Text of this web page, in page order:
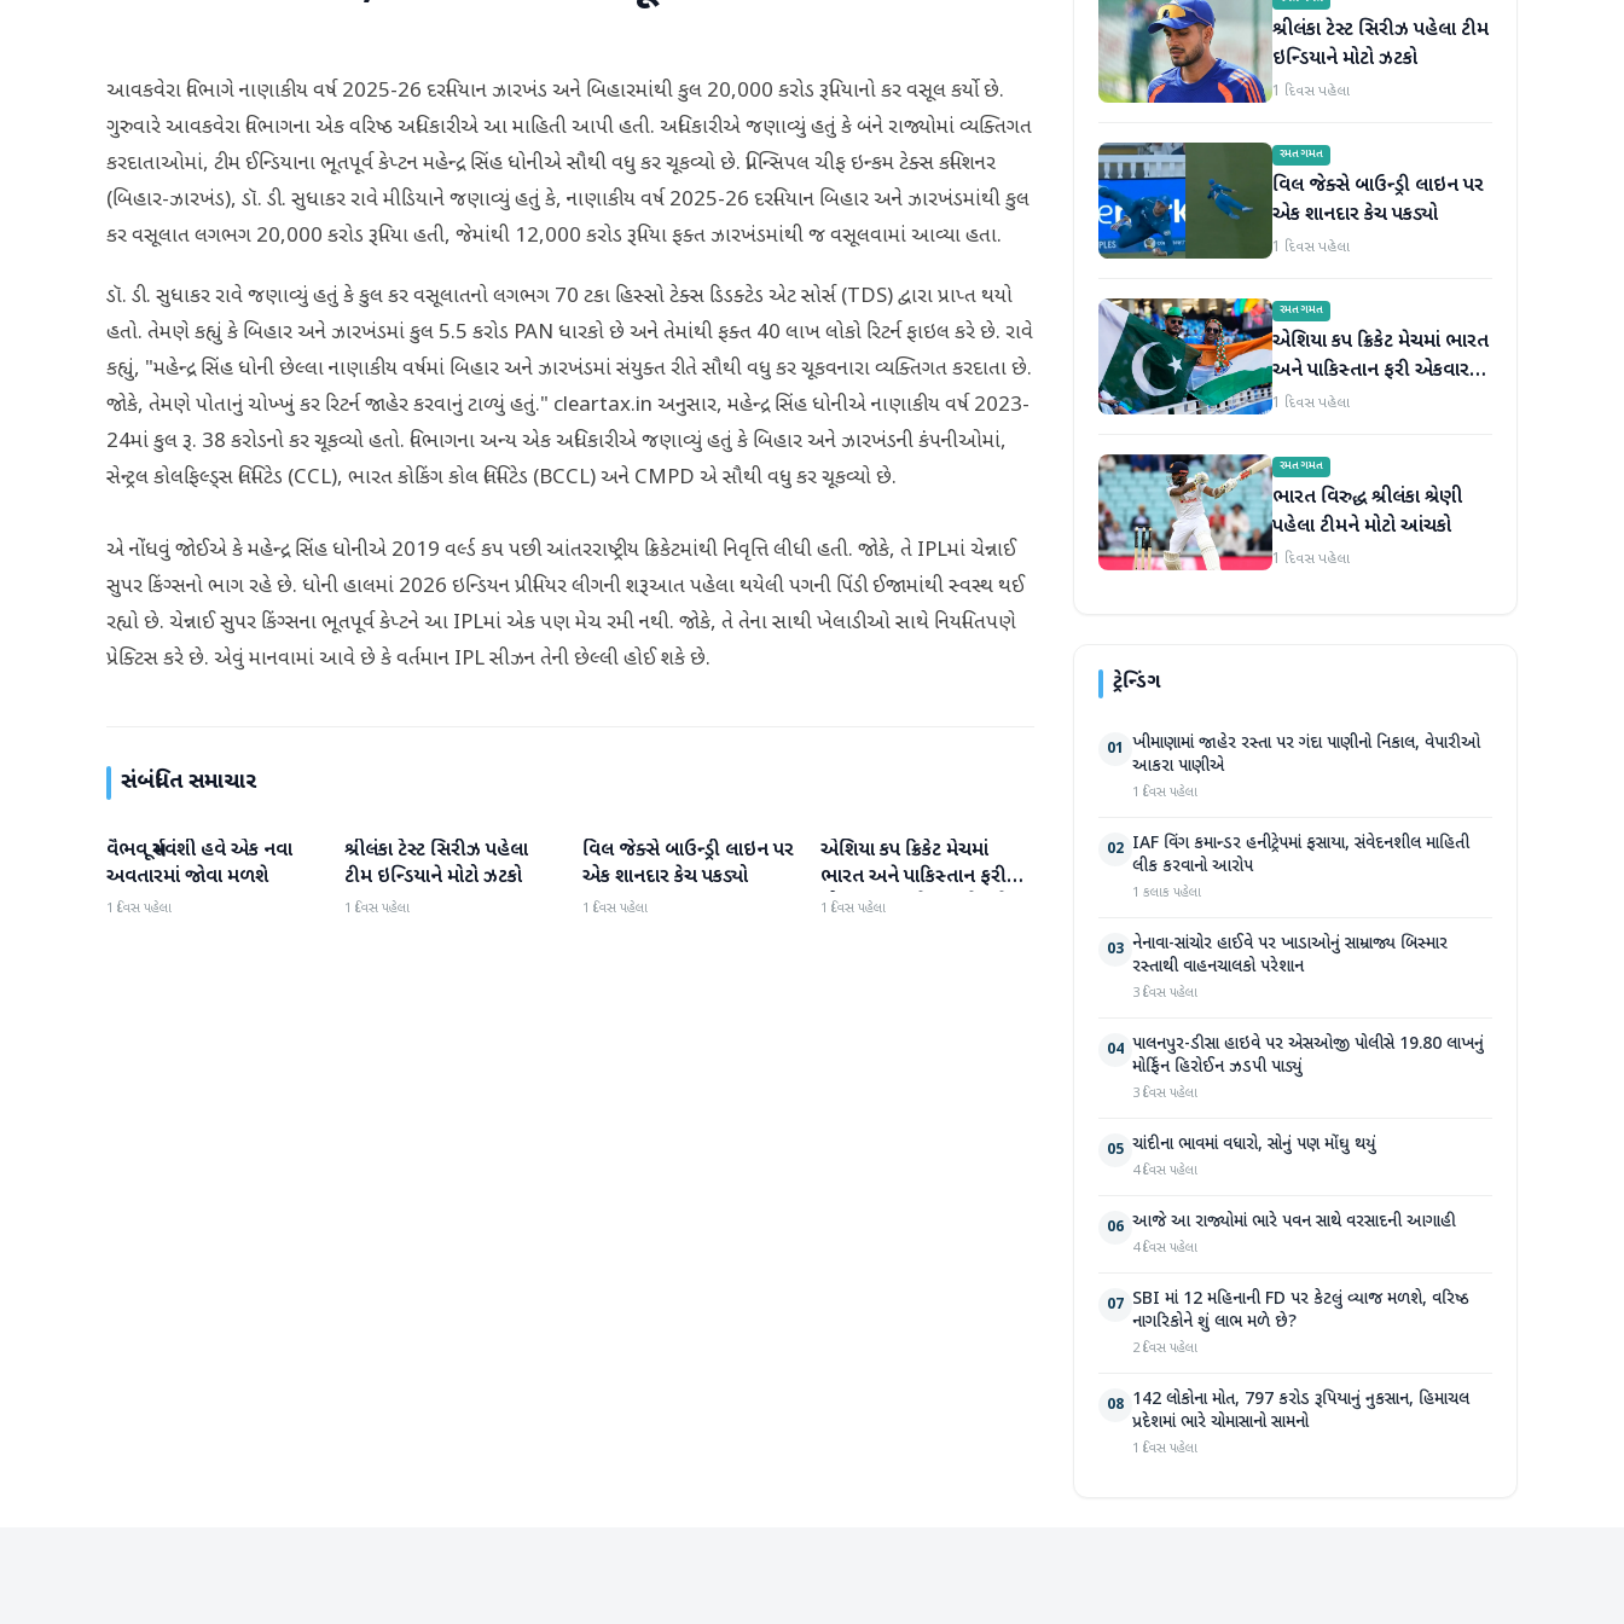
આવકવેરા વિભાગે નાણાકીય વર્ષ 2025-26 દરમિયાન ઝારખંડ અને બિહારમાંથી કુલ 20,000 કરોડ રૂપિયાનો કર વસૂલ કર્યો છે.
ગુરુવારે આવકવેરા વિભાગના એક વરિષ્ઠ અધિકારીએ આ માહિતી આપી હતી. અધિકારીએ જણાવ્યું હતું કે બંને રાજ્યોમાં વ્યક્તિગત
કરદાતાઓમાં, ટીમ ઈન્ડિયાના ભૂતપૂર્વ કેપ્ટન મહેન્દ્ર સિંહ ધોનીએ સૌથી વધુ કર ચૂકવ્યો છે. પ્રિન્સિપલ ચીફ ઇન્કમ ટેક્સ કમિશનર
(બિહાર-ઝારખંડ), ડૉ. ડી. સુધાકર રાવે મીડિયાને જણાવ્યું હતું કે, નાણાકીય વર્ષ 2025-26 દરમિયાન બિહાર અને ઝારખંડમાંથી કુલ
કર વસૂલાત લગભગ 20,000 કરોડ રૂપિયા હતી, જેમાંથી 12,000 કરોડ રૂપિયા ફક્ત ઝારખંડમાંથી જ વસૂલવામાં આવ્યા હતા.
ડૉ. ડી. સુધાકર રાવે જણાવ્યું હતું કે કુલ કર વસૂલાતનો લગભગ 70 ટકા હિસ્સો ટેક્સ ડિડક્ટેડ એટ સોર્સ (TDS) દ્વારા પ્રાપ્ત થયો
હતો. તેમણે કહ્યું કે બિહાર અને ઝારખંડમાં કુલ 5.5 કરોડ PAN ધારકો છે અને તેમાંથી ફક્ત 40 લાખ લોકો રિટર્ન ફાઇલ કરે છે. રાવે
કહ્યું, "મહેન્દ્ર સિંહ ધોની છેલ્લા નાણાકીય વર્ષમાં બિહાર અને ઝારખંડમાં સંયુક્ત રીતે સૌથી વધુ કર ચૂકવનારા વ્યક્તિગત કરદાતા છે.
જોકે, તેમણે પોતાનું ચોખ્ખું કર રિટર્ન જાહેર કરવાનું ટાળ્યું હતું." cleartax.in અનુસાર, મહેન્દ્ર સિંહ ધોનીએ નાણાકીય વર્ષ 2023-
24માં કુલ રૂ. 38 કરોડનો કર ચૂકવ્યો હતો. વિભાગના અન્ય એક અધિકારીએ જણાવ્યું હતું કે બિહાર અને ઝારખંડની કંપનીઓમાં,
સેન્ટ્રલ કોલફિલ્ડ્સ લિમિટેડ (CCL), ભારત કોકિંગ કોલ લિમિટેડ (BCCL) અને CMPD એ સૌથી વધુ કર ચૂકવ્યો છે.
એ નોંધવું જોઈએ કે મહેન્દ્ર સિંહ ધોનીએ 2019 વર્લ્ડ કપ પછી આંતરરાષ્ટ્રીય ક્રિકેટમાંથી નિવૃત્તિ લીધી હતી. જોકે, તે IPLમાં ચેન્નાઈ
સુપર કિંગ્સનો ભાગ રહે છે. ધોની હાલમાં 2026 ઇન્ડિયન પ્રીમિયર લીગની શરૂઆત પહેલા થયેલી પગની પિંડી ઈજામાંથી સ્વસ્થ થઈ
રહ્યો છે. ચેન્નાઈ સુપર કિંગ્સના ભૂતપૂર્વ કેપ્ટને આ IPLમાં એક પણ મેચ રમી નથી. જોકે, તે તેના સાથી ખેલાડીઓ સાથે નિયમિતપણે
પ્રેક્ટિસ કરે છે. એવું માનવામાં આવે છે કે વર્તમાન IPL સીઝન તેની છેલ્લી હોઈ શકે છે.
સંબંધિત સમાચાર
રમતગમત
વૈભવ સૂર્યવંશી હવે એક નવા
અવતારમાં જોવા મળશે
1 દિવસ પહેલા
રમતગમત
શ્રીલંકા ટેસ્ટ સિરીઝ પહેલા
ટીમ ઇન્ડિયાને મોટો ઝટકો
1 દિવસ પહેલા
રમતગમત
વિલ જેક્સે બાઉન્ડ્રી લાઇન પર
એક શાનદાર કેચ પકડ્યો
1 દિવસ પહેલા
રમતગમત
એશિયા કપ ક્રિકેટ મેચમાં
ભારત અને પાકિસ્તાન ફરી
એકવાર આમને-સામને થશે
1 દિવસ પહેલા
શ્રીલંકા ટેસ્ટ સિરીઝ પહેલા ટીમ
ઇન્ડિયાને મોટો ઝટકો
1 દિવસ પહેલા
રમતગમત
વિલ જેક્સે બાઉન્ડ્રી લાઇન પર
એક શાનદાર કેચ પકડ્યો
1 દિવસ પહેલા
રમતગમત
એશિયા કપ ક્રિકેટ મેચમાં ભારત
અને પાકિસ્તાન ફરી એકવાર
આમને-સામને થશે
1 દિવસ પહેલા
રમતગમત
ભારત વિરુદ્ધ શ્રીલંકા શ્રેણી
પહેલા ટીમને મોટો આંચકો
1 દિવસ પહેલા
ટ્રેન્ડિંગ
01 ખીમાણામાં જાહેર રસ્તા પર ગંદા પાણીનો નિકાલ, વેપારીઓ
આકરા પાણીએ
1 દિવસ પહેલા
02 IAF વિંગ કમાન્ડર હનીટ્રેપમાં ફસાયા, સંવેદનશીલ માહિતી
લીક કરવાનો આરોપ
1 કલાક પહેલા
03 નેનાવા-સાંચોર હાઈવે પર ખાડાઓનું સામ્રાજ્ય બિસ્માર
રસ્તાથી વાહનચાલકો પરેશાન
3 દિવસ પહેલા
04 પાલનપુર-ડીસા હાઇવે પર એસઓજી પોલીસે 19.80 લાખનું
મોર્ફિન હિરોઈન ઝડપી પાડ્યું
3 દિવસ પહેલા
05 ચાંદીના ભાવમાં વધારો, સોનું પણ મોંઘુ થયું
4 દિવસ પહેલા
06 આજે આ રાજ્યોમાં ભારે પવન સાથે વરસાદની આગાહી
4 દિવસ પહેલા
07 SBI માં 12 મહિનાની FD પર કેટલું વ્યાજ મળશે, વરિષ્ઠ
નાગરિકોને શું લાભ મળે છે?
2 દિવસ પહેલા
08 142 લોકોના મોત, 797 કરોડ રૂપિયાનું નુકસાન, હિમાચલ
પ્રદેશમાં ભારે ચોમાસાનો સામનો
1 દિવસ પહેલા